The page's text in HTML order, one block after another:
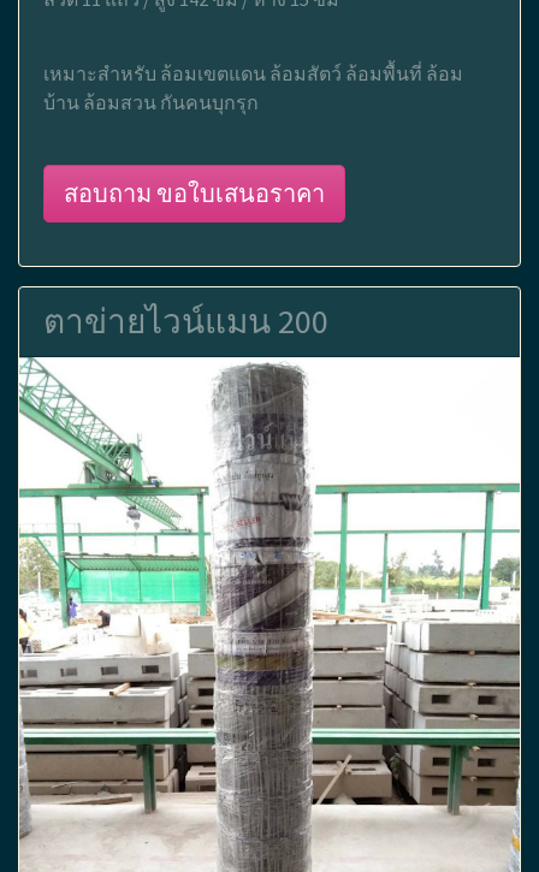
เหมาะสำหรับ ล้อมเขตแดน ล้อมสัตว์ ล้อมพื้นที่ ล้อม
บ้าน ล้อมสวน กันคนบุกรุก
สอบถาม ขอใบเสนอราคา
ตาข่ายไวน์แมน 200